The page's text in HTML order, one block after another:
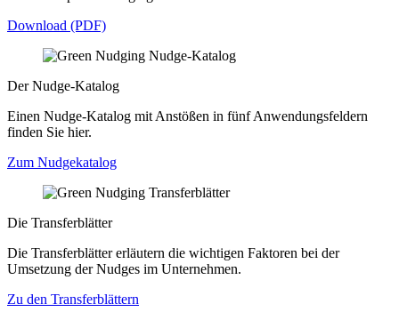
Download (PDF)
Der Nudge-Katalog
Einen Nudge-Katalog mit Anstößen in fünf Anwendungsfeldern
finden Sie hier.
Zum Nudgekatalog
Die Transferblätter
Die Transferblätter erläutern die wichtigen Faktoren bei der
Umsetzung der Nudges im Unternehmen.
Zu den Transferblättern